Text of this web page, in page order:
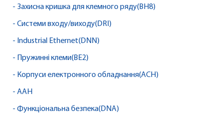
- Захисна кришка для клемного ряду(BH8)
- Системи входу/виходу(DRI)
- Industrial Ethernet(DNN)
- Пружинні клеми(BE2)
- Корпуси електронного обладнання(ACH)
- AAH
- Функціональна безпека(DNA)